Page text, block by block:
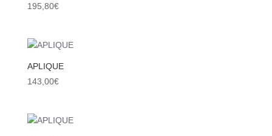
195,80€
APLIQUE
143,00€